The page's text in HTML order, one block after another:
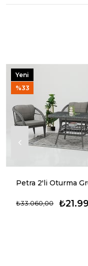
Petra 2'li Oturma
₺33.060,00
Yeni
Ürün
%33